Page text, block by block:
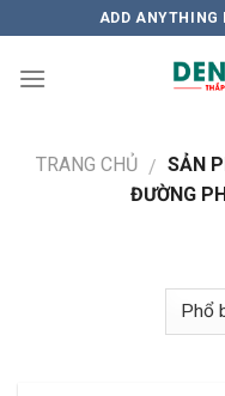
to
content
ADD ANYTHING
TRANG CHỦ / SẢN
ĐƯỜNG